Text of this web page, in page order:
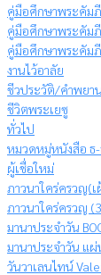
คู่มือศึกษาพระคัม
คู่มือศึกษาพระคัม
คู่มือศึกษาพระคัม
งานไว้อาลัย
ชีวประวัติ/คำพยาน
ชีวิตพระเยซู
ทั่วไป
หมวดหมู่หนังสือ ธ
ผู้เชื่อใหม่
ภาวนาใคร่ครวญ(เ
ภาวนาใคร่ครวญ
มานาประจำวัน
มานาประจำวัน แ
วันวาเลนไทน์